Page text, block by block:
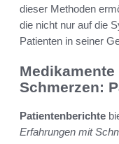
dieser Methoden
die nicht nur auf die
Patienten in seiner
Schmerzen:
Patientenberichte
Erfahrungen mit